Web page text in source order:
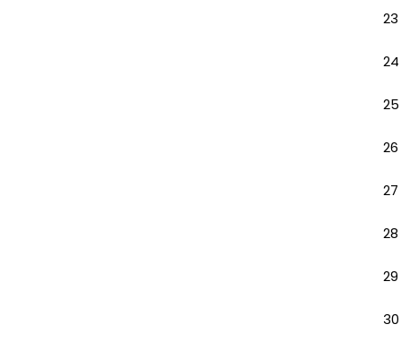
23
24
25
26
27
28
29
30